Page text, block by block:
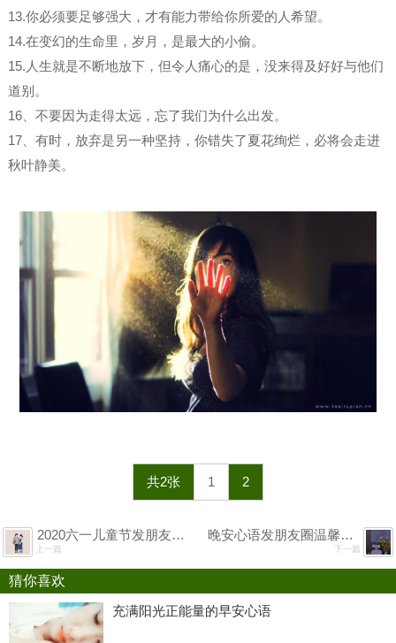
13.你必须要足够强大，才有能力带给你所爱的人希望。
14.在变幻的生命里，岁月，是最大的小偷。
15.人生就是不断地放下，但令人痛心的是，没来得及好好与他们
道别。
16、不要因为走得太远，忘了我们为什么出发。
17、有时，放弃是另一种坚持，你错失了夏花绚烂，必将会走进
秋叶静美。
共2张 1 2
2020六一儿童节发朋友圈祝福语
上一篇
晚安心语发朋友圈温馨短句
下一篇
猜你喜欢
充满阳光正能量的早安心语